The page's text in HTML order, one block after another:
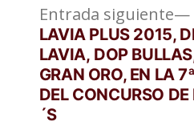
Navegación
de
entradas
Entrada siguiente
LAVIA PLUS 2015,
LAVIA, DOP
GRAN ORO, EN LA
DEL CONCURSO
´S